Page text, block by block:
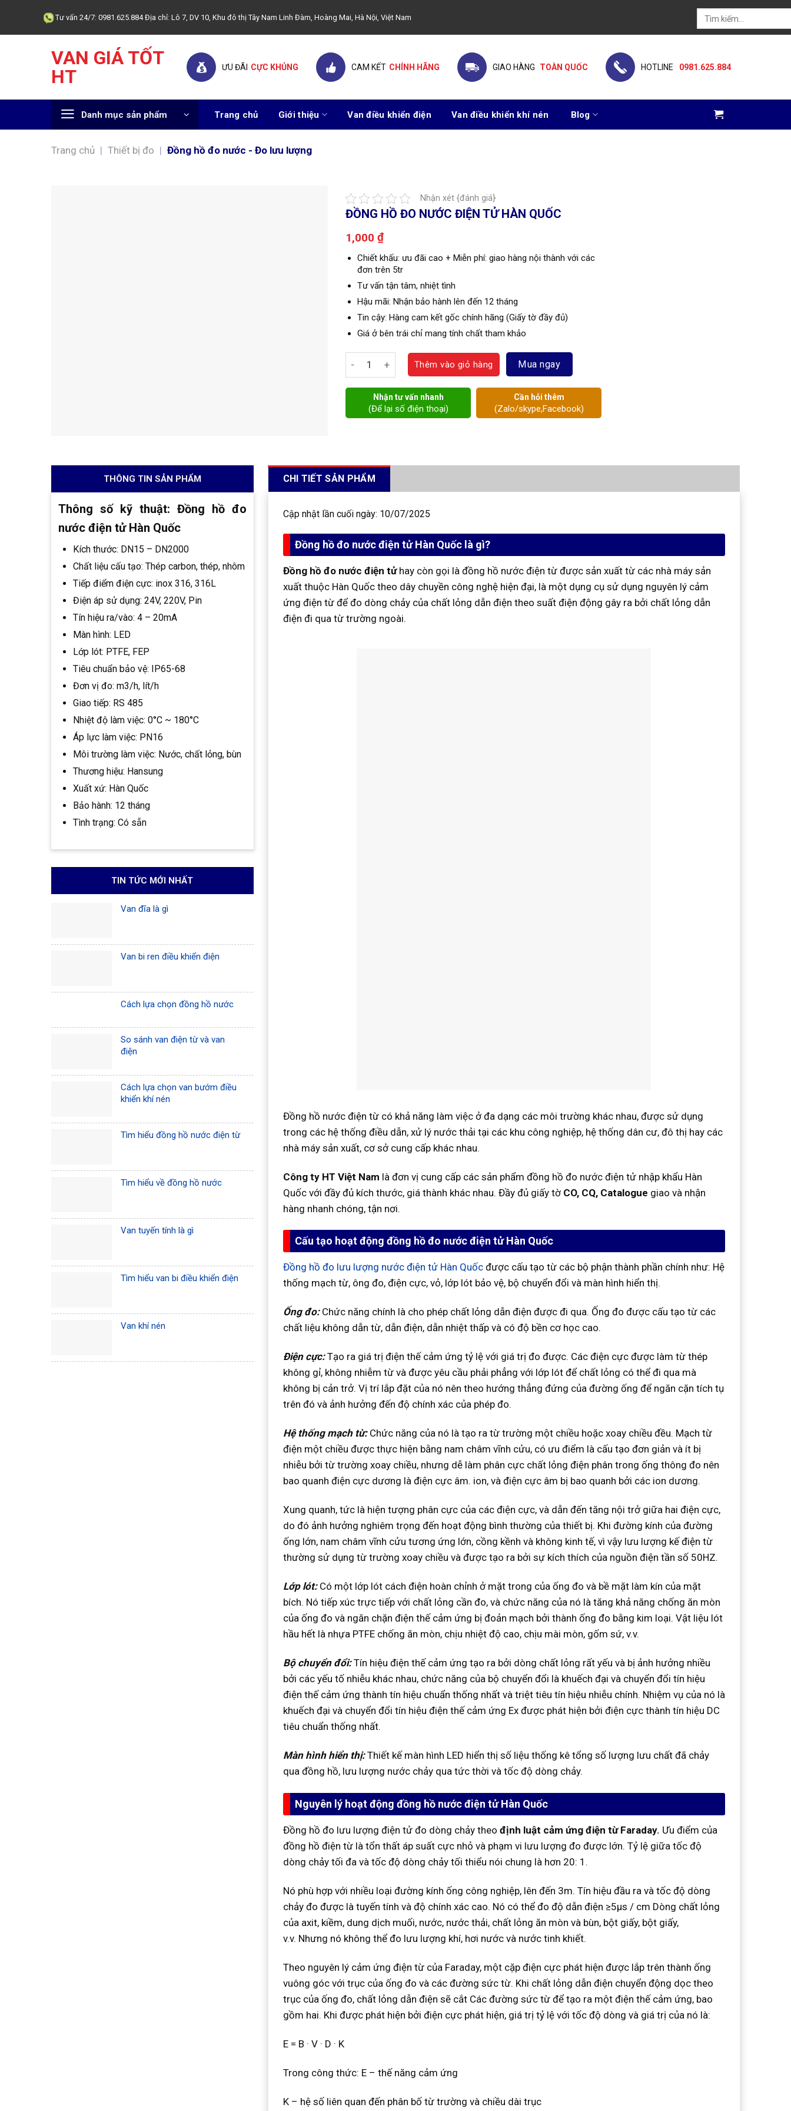
content
Tư vấn 24/7: 0981.625.884 Địa chỉ: Lô 7, DV 10, Khu đô thị Tây Nam Linh Đàm, Hoàng Mai, Hà Nội, Việt Nam
Tìm
kiếm:
VAN GIÁ TỐT
HT
ƯU ĐÃI CỰC KHỦNG CAM KẾT CHÍNH HÃNG GIAO HÀNG TOÀN QUỐC HOTLINE 0981.625.884
Danh mục sản phẩm Trang chủ Giới thiệu Van điều khiển điện Van điều khiển khí nén Blog
Trang chủ | Thiết bị đo | Đồng hồ đo nước - Đo lưu lượng
Nhận xét {đánh giá}
ĐỒNG HỒ ĐO NƯỚC ĐIỆN TỬ HÀN QUỐC
1,000 ₫
Chiết khấu: ưu đãi cao + Miễn phí: giao hàng nội thành với các
đơn trên 5tr
Tư vấn tận tâm, nhiệt tình
Hậu mãi: Nhận bảo hành lên đến 12 tháng
Tin cậy: Hàng cam kết gốc chính hãng (Giấy tờ đầy đủ)
Giá ở bên trái chỉ mang tính chất tham khảo
Đồng hồ đo nước điện tử Hàn Quốc số lượng
Thêm vào giỏ hàng Mua ngay
Nhận tư vấn nhanh
(Để lại số điện thoại)
Cần hỏi thêm
(Zalo/skype,Facebook)
THÔNG TIN SẢN PHẨM
Thông số kỹ thuật: Đồng hồ đo
nước điện tử Hàn Quốc
Kích thước: DN15 – DN2000
Chất liệu cấu tạo: Thép carbon, thép, nhôm
Tiếp điểm điện cực: inox 316, 316L
Điện áp sử dụng: 24V, 220V, Pin
Tín hiệu ra/vào: 4 – 20mA
Màn hình: LED
Lớp lót: PTFE, FEP
Tiêu chuẩn bảo vệ: IP65-68
Đơn vị đo: m3/h, lít/h
Giao tiếp: RS 485
Nhiệt độ làm việc: 0°C ~ 180°C
Áp lực làm việc: PN16
Môi trường làm việc: Nước, chất lỏng, bùn
Thương hiệu: Hansung
Xuất xứ: Hàn Quốc
Bảo hành: 12 tháng
Tình trạng: Có sẵn
TIN TỨC MỚI NHẤT
Van đĩa là gì
Van bi ren điều khiển điện
Cách lựa chọn đồng hồ nước
So sánh van điện từ và van
điện
Cách lựa chọn van bướm điều
khiển khí nén
Tìm hiểu đồng hồ nước điện từ
Tìm hiểu về đồng hồ nước
Van tuyến tính là gì
Tìm hiểu van bi điều khiển điện
Van khí nén
CHI TIẾT SẢN PHẨM
Cập nhật lần cuối ngày: 10/07/2025
Đồng hồ đo nước điện tử Hàn Quốc là gì?
Đồng hồ đo nước điện tửhay còn gọi là đồng hồ nước điện từ được sản xuất từ các nhà máy sản
xuất thuộc Hàn Quốc theo dây chuyền công nghệ hiện đại, là một dụng cụ sử dụng nguyên lý cảm
ứng điện từ để đo dòng chảy của chất lỏng dẫn điện theo suất điện động gây ra bởi chất lỏng dẫn
điện đi qua từ trường ngoài.
Đồng hồ nước điện từ có khả năng làm việc ở đa dạng các môi trường khác nhau, được sử dụng
trong các hệ thống điều dẫn, xử lý nước thải tại các khu công nghiệp, hệ thống dân cư, đô thị hay các
nhà máy sản xuất, cơ sở cung cấp khác nhau.
Công ty HT Việt Nam là đơn vị cung cấp các sản phẩm đồng hồ đo nước điện tử nhập khẩu Hàn
Quốc với đầy đủ kích thước, giá thành khác nhau. Đầy đủ giấy tờ CO, CQ, Catalogue giao và nhận
hàng nhanh chóng, tận nơi.
Cấu tạo hoạt động đồng hồ đo nước điện tử Hàn Quốc
Đồng hồ đo lưu lượng nước điện tử Hàn Quốcđược cấu tạo từ các bộ phận thành phần chính như: Hệ
thống mạch từ, ông đo, điện cực, vỏ, lớp lót bảo vệ, bộ chuyển đổi và màn hình hiển thị.
Ống đo: Chức năng chính là cho phép chất lỏng dẫn điện được đi qua. Ống đo được cấu tạo từ các
chất liệu không dẫn từ, dẫn điện, dẫn nhiệt thấp và có độ bền cơ học cao.
Điện cực:Tạo ra giá trị điện thế cảm ứng tỷ lệ với giá trị đo được. Các điện cực được làm từ thép
không gỉ, không nhiễm từ và được yêu cầu phải phẳng với lớp lót để chất lỏng có thể đi qua mà
không bị cản trở. Vị trí lắp đặt của nó nên theo hướng thẳng đứng của đường ống để ngăn cặn tích tụ
trên đó và ảnh hưởng đến độ chính xác của phép đo.
Hệ thống mạch từ: Chức năng của nó là tạo ra từ trường một chiều hoặc xoay chiều đều. Mạch từ
điện một chiều được thực hiện bằng nam châm vĩnh cửu, có ưu điểm là cấu tạo đơn giản và ít bị
nhiễu bởi từ trường xoay chiều, nhưng dễ làm phân cực chất lỏng điện phân trong ống thông đo nên
bao quanh điện cực dương là điện cực âm. ion, và điện cực âm bị bao quanh bởi các ion dương.
Xung quanh, tức là hiện tượng phân cực của các điện cực, và dẫn đến tăng nội trở giữa hai điện cực,
do đó ảnh hưởng nghiêm trọng đến hoạt động bình thường của thiết bị. Khi đường kính của đường
ống lớn, nam châm vĩnh cửu tương ứng lớn, cồng kềnh và không kinh tế, vì vậy lưu lượng kế điện từ
thường sử dụng từ trường xoay chiều và được tạo ra bởi sự kích thích của nguồn điện tần số 50HZ.
Lớp lót:Có một lớp lót cách điện hoàn chỉnh ở mặt trong của ống đo và bề mặt làm kín của mặt
bích. Nó tiếp xúc trực tiếp với chất lỏng cần đo, và chức năng của nó là tăng khả năng chống ăn mòn
của ống đo và ngăn chặn điện thế cảm ứng bị đoản mạch bởi thành ống đo bằng kim loại. Vật liệu lót
hầu hết là nhựa PTFE chống ăn mòn, chịu nhiệt độ cao, chịu mài mòn, gốm sứ, v.v.
Bộ chuyển đổi:Tín hiệu điện thế cảm ứng tạo ra bởi dòng chất lỏng rất yếu và bị ảnh hưởng nhiều
bởi các yếu tố nhiễu khác nhau, chức năng của bộ chuyển đổi là khuếch đại và chuyển đổi tín hiệu
điện thế cảm ứng thành tín hiệu chuẩn thống nhất và triệt tiêu tín hiệu nhiễu chính. Nhiệm vụ của nó là
khuếch đại và chuyển đổi tín hiệu điện thế cảm ứng Ex được phát hiện bởi điện cực thành tín hiệu DC
tiêu chuẩn thống nhất.
Màn hình hiển thị:Thiết kế màn hình LED hiển thị số liệu thống kê tổng số lượng lưu chất đã chảy
qua đồng hồ, lưu lượng nước chảy qua tức thời và tốc độ dòng chảy.
Nguyên lý hoạt động đồng hồ nước điện tử Hàn Quốc
Đồng hồ đo lưu lượng điện tử đo dòng chảy theo định luật cảm ứng điện từ Faraday. Ưu điểm của
đồng hồ điện từ là tổn thất áp suất cực nhỏ và phạm vi lưu lượng đo được lớn. Tỷ lệ giữa tốc độ
dòng chảy tối đa và tốc độ dòng chảy tối thiểu nói chung là hơn 20: 1.
Nó phù hợp với nhiều loại đường kính ống công nghiệp, lên đến 3m. Tín hiệu đầu ra và tốc độ dòng
chảy đo được là tuyến tính và độ chính xác cao. Nó có thể đo độ dẫn điện ≥5μs / cm Dòng chất lỏng
của axit, kiềm, dung dịch muối, nước, nước thải, chất lỏng ăn mòn và bùn, bột giấy, bột giấy,
v.v. Nhưng nó không thể đo lưu lượng khí, hơi nước và nước tinh khiết.
Theo nguyên lý cảm ứng điện từ của Faraday, một cặp điện cực phát hiện được lắp trên thành ống
vuông góc với trục của ống đo và các đường sức từ. Khi chất lỏng dẫn điện chuyển động dọc theo
trục của ống đo, chất lỏng dẫn điện sẽ cắt Các đường sức từ để tạo ra một điện thế cảm ứng, bao
gồm hai. Khi được phát hiện bởi điện cực phát hiện, giá trị tỷ lệ với tốc độ dòng và giá trị của nó là:
E = B · V · D · K
Trong công thức: E – thế năng cảm ứng
K – hệ số liên quan đến phân bố từ trường và chiều dài trục